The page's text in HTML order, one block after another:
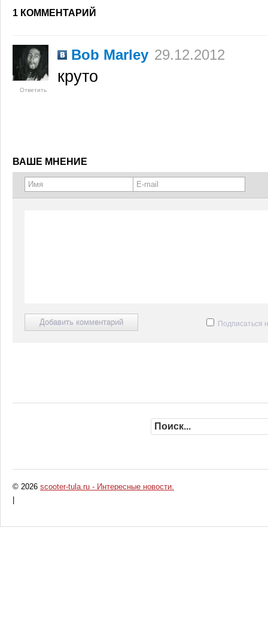
1 КОММЕНТАРИЙ
Ответить
Bob Marley 29.12.2012
круто
ВАШЕ МНЕНИЕ
Подписаться
© 2026 scooter-tula.ru - Интересные новости.